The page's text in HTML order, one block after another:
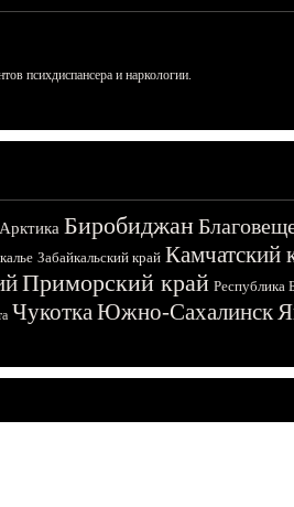
психдиспансера и наркологии.
Арктика Биробиджан
Забайкальский край Камчатский
Приморский край Республика
ЧукоткаЮжно-Сахалинск